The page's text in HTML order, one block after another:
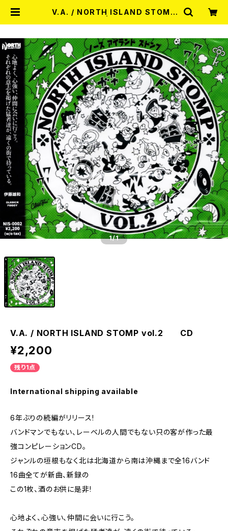
V.A. / NORTH ISLAND STOMP
1/1
V.A. / NORTH ISLAND STOMP vol.2 CD
¥2,200
残り1点
International shipping available
6年ぶりの続編がリリース!
バンドマンでもない、レーベルの人間でもない只の客が作った最
強コンピレーションCD。
ジャンルの垣根もなく北は北海道から南は沖縄まで全16バンド
16曲全てが新曲、新録の
この1枚、酒のお供に是非!
心地よく、心強い、仲間に会いに行こう。